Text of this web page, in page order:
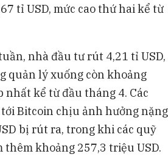
tỉ USD, mức cao thứ hai kể từ
nhà đầu tư rút 4,21 tỉ USD,
quản lý xuống còn khoảng
nhất kể từ đầu tháng 4. Các
Bitcoin chịu ảnh hưởng nặng
bị rút ra, trong khi các quỹ
thêm khoảng 257,3 triệu USD.